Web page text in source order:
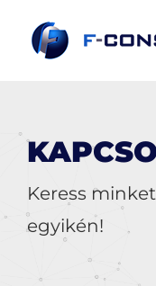
Keress
egyikén!